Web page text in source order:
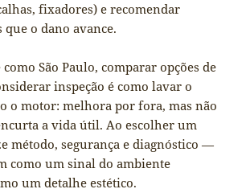
fixadores) e recomendar
que o dano avance.
São Paulo, comparar opções de
inspeção é como lavar o
o motor: melhora por fora, mas não
a vida útil. Ao escolher um
método, segurança e diagnóstico —
como um sinal do ambiente
um detalhe estético.